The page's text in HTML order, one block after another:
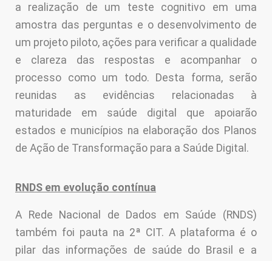
a realização de um teste cognitivo em uma
amostra das perguntas e o desenvolvimento de
um projeto piloto, ações para verificar a qualidade
e clareza das respostas e acompanhar o
processo como um todo. Desta forma, serão
reunidas as evidências relacionadas à
maturidade em saúde digital que apoiarão
estados e municípios na elaboração dos Planos
de Ação de Transformação para a Saúde Digital.
RNDS em evolução contínua
A Rede Nacional de Dados em Saúde (RNDS)
também foi pauta na 2ª CIT. A plataforma é o
pilar das informações de saúde do Brasil e a